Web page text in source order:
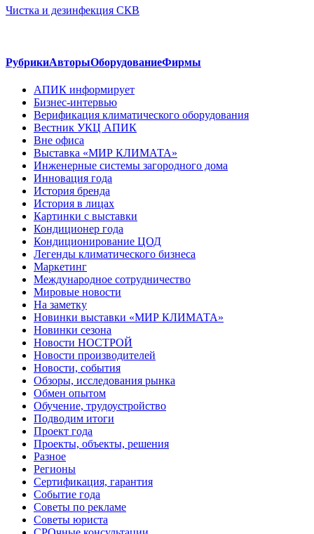
Чистка и дезинфекция СКВ
РубрикиАвторыОборудованиеФирмы
АПИК информирует
Бизнес-интервью
Верификация климатического оборудования
Вестник УКЦ АПИК
Вне офиса
Выставка «МИР КЛИМАТА»
Инженерные системы загородного дома
Инновация года
История бренда
История в лицах
Картинки с выставки
Кондиционер года
Кондиционирование ЦОД
Легенды климатического бизнеса
Маркетинг
Международное сотрудничество
Мировые новости
На заметку
Новинки выставки «МИР КЛИМАТА»
Новинки сезона
Новости НОСТРОЙ
Новости производителей
Новости, события
Обзоры, исследования рынка
Обмен опытом
Обучение, трудоустройство
Подводим итоги
Проект года
Проекты, объекты, решения
Разное
Регионы
Сертификация, гарантия
Событие года
Советы по рекламе
Советы юриста